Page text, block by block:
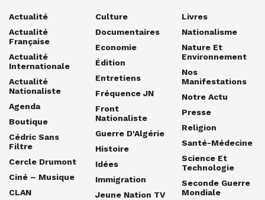
Actualité
Actualité
Française
Actualité
Internationale
Actualité
Nationaliste
Agenda
Boutique
Cédric Sans
Filtre
Cercle Drumont
Ciné – Musique
CLAN
Culture
Documentaires
Economie
Édition
Entretiens
Fréquence JN
Front
Nationaliste
Guerre D'Algérie
Histoire
Idées
Immigration
Jeune Nation TV
Livres
Nationalisme
Nature Et
Environnement
Nos
Manifestations
Notre Actu
Presse
Religion
Santé-Médecine
Science Et
Technologie
Seconde Guerre
Mondiale